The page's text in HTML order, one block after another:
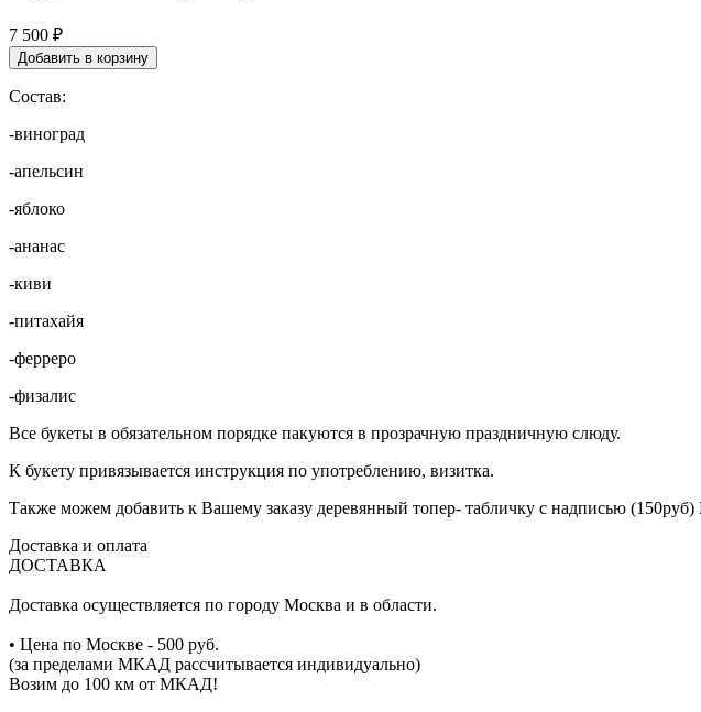
7 500 ₽
Добавить в корзину
Состав:
-виноград
-апельсин
-яблоко
-ананас
-киви
-питахайя
-ферреро
-физалис
Все букеты в обязательном порядке пакуются в прозрачную праздничную слюду.
К букету привязывается инструкция по употреблению, визитка.
Также можем добавить к Вашему заказу деревянный топер- табличку с надписью
Доставка и оплата
ДОСТАВКА
Доставка осуществляется по городу Москва и в области.
• Цена по Москве - 500 руб.
(за пределами МКАД рассчитывается индивидуально)
Возим до 100 км от МКАД!